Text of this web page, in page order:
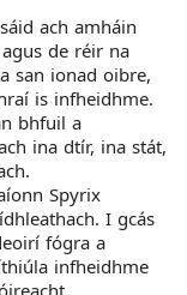
ach amháin
de réir na
san ionad oibre,
is infheidhme.
bhfuil a
ina dtír, ina stát,
Spyrix
I gcás
fógra a
infheidhme